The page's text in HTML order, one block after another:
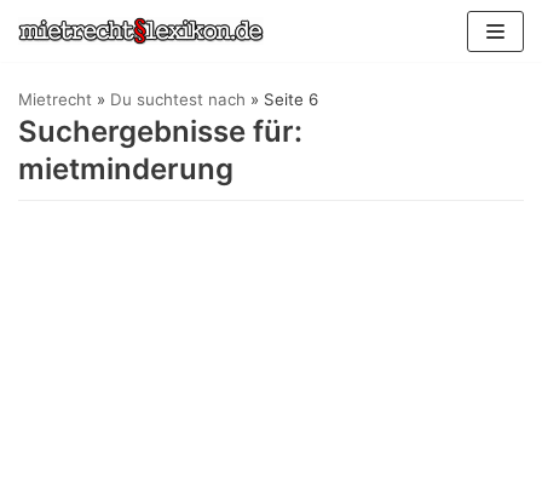
Zum
springen
Mietrecht » Du suchtest nach » Seite 6
Suchergebnisse für:
mietminderung